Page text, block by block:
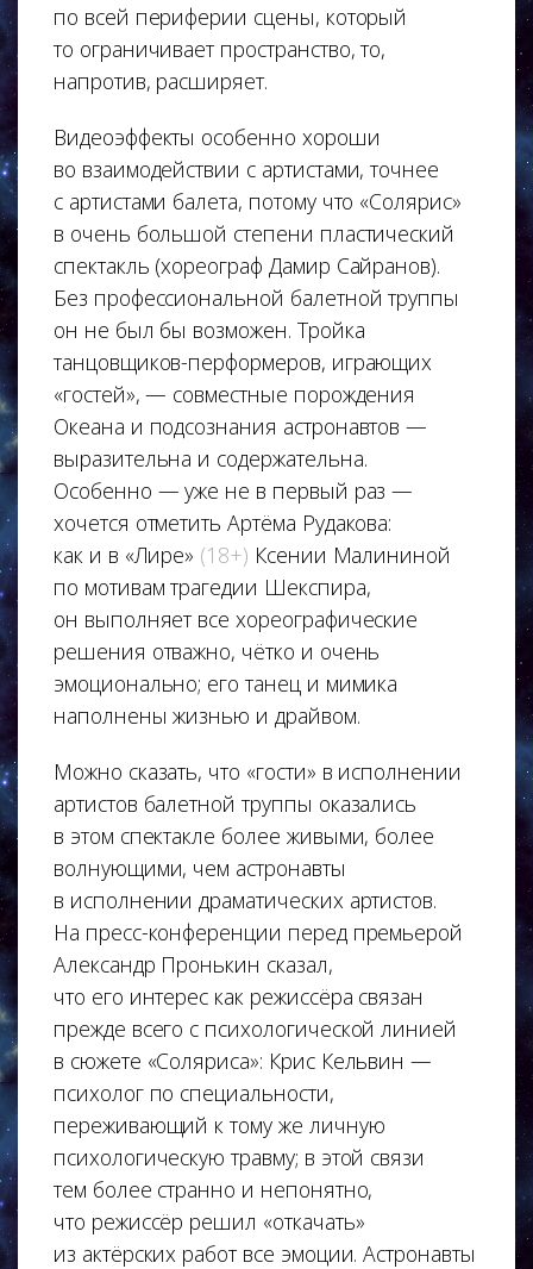
по всей периферии сцены, который
то ограничивает пространство, то,
напротив, расширяет.
Видеоэффекты особенно хороши
во взаимодействии с артистами, точнее
с артистами балета, потому что «Солярис»
в очень большой степени пластический
спектакль (хореограф Дамир Сайранов).
Без профессиональной балетной труппы
он не был бы возможен. Тройка
танцовщиков-перформеров, играющих
«гостей», — совместные порождения
Океана и подсознания астронавтов —
выразительна и содержательна.
Особенно — уже не в первый раз —
хочется отметить Артёма Рудакова:
как и в «Лире» (18+) Ксении Малининой
по мотивам трагедии Шекспира,
он выполняет все хореографические
решения отважно, чётко и очень
эмоционально; его танец и мимика
наполнены жизнью и драйвом.
Можно сказать, что «гости» в исполнении
артистов балетной труппы оказались
в этом спектакле более живыми, более
волнующими, чем астронавты
в исполнении драматических артистов.
На пресс-конференции перед премьерой
Александр Пронькин сказал,
что его интерес как режиссёра связан
прежде всего с психологической линией
в сюжете «Соляриса»: Крис Кельвин —
психолог по специальности,
переживающий к тому же личную
психологическую травму; в этой связи
тем более странно и непонятно,
что режиссёр решил «откачать»
из актёрских работ все эмоции. Астронавты